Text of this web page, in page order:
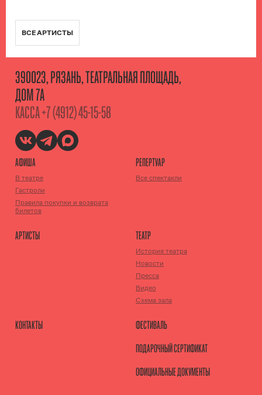
ВСЕ АРТИСТЫ
390023, РЯЗАНЬ, ТЕАТРАЛЬНАЯ ПЛОЩАДЬ,
ДОМ 7А
КАССА+7 (4912) 45-15-58
АФИША
В театре
Гастроли
Правила покупки и возврата
билетов
РЕПЕРТУАР
Все спектакли
АРТИСТЫ ТЕАТР
История театра
Новости
Пресса
Видео
Схема зала
КОНТАКТЫ
ФЕСТИВАЛЬ
ПОДАРОЧНЫЙ СЕРТИФИКАТ
ОФИЦИАЛЬНЫЕ ДОКУМЕНТЫ